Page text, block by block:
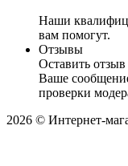
Наши
вам помогут.
Отзывы
Оставить отзыв
Ваше
проверки
2026 © Интернет-